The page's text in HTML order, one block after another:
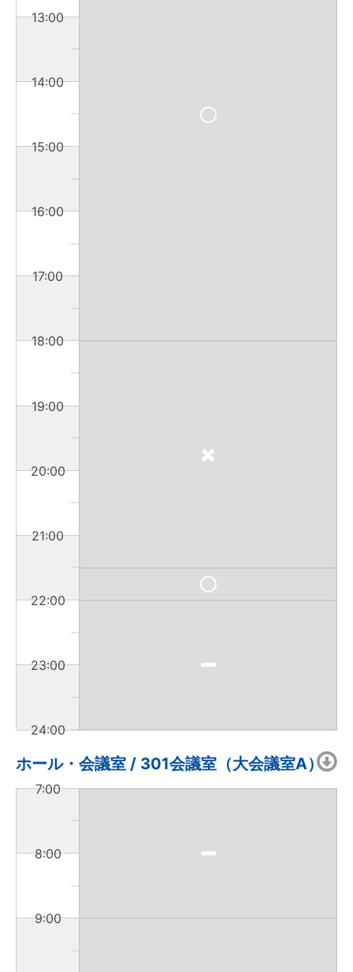
13:00
14:00
15:00
16:00
17:00
18:00
19:00
20:00
21:00
22:00
23:00
24:00
ホール・会議室 / 301会議室（大会議室A）
7:00
8:00
9:00